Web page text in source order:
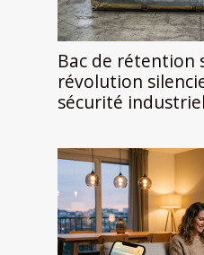
Bac de rétention
révolution
sécurité